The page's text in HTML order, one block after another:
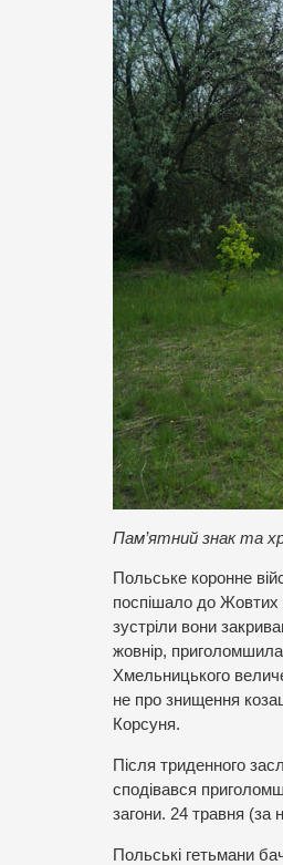
Пам’ятний знак та
Польське коронне
поспішало до Жовтих
зустріли вони
жовнір,
Хмельницького
не про знищення
Корсуня.
Після триденного
сподівався
загони. 24 травня (за
Польські гетьмани